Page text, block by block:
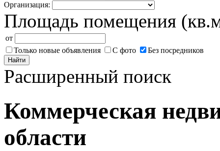
Организация:
Площадь помещения
от
Только новые объявления
С фото Без посредников
Найти
Расширенный поиск
Коммерческая
области